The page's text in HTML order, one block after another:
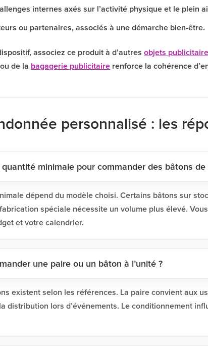
internes axés sur l’activité physique et le plein
ou partenaires, associés à une démarche bien-être.
associez ce produit à d’autresobjets
ou de la bagagerie publicitaire renforce la cohérence
personnalisé : les
minimale pour commander des bâtons
dépend du modèle choisi. Certains bâtons sur
spéciale nécessite un volume plus élevé.
et votre calendrier.
une paire ou un bâton à l’unité ?
existent selon les références. La paire convient aux
distribution lors d’événements. Le conditionnement